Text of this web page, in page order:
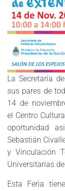
La Secretaría
sus pares de
14 de
el Centro
oportunidad
Sebastián
y Vinculación
Universitarias
Esta Feria